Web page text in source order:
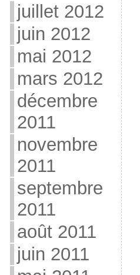
juillet 2012
juin 2012
mai 2012
mars 2012
décembre
2011
novembre
2011
septembre
2011
août 2011
juin 2011